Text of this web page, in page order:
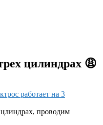
цилиндрах 😩
проводим